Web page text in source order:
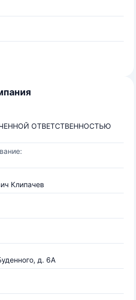
ОТВЕТСТВЕННОСТЬЮ
Клипачев
д. 6А